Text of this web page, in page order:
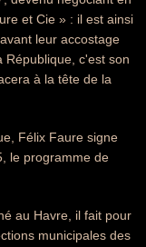
et Cie » : il est ainsi
leur accostage
République, c'est son
à la tête de la
Félix Faure signe
le programme de
au Havre, il fait pour
municipales des